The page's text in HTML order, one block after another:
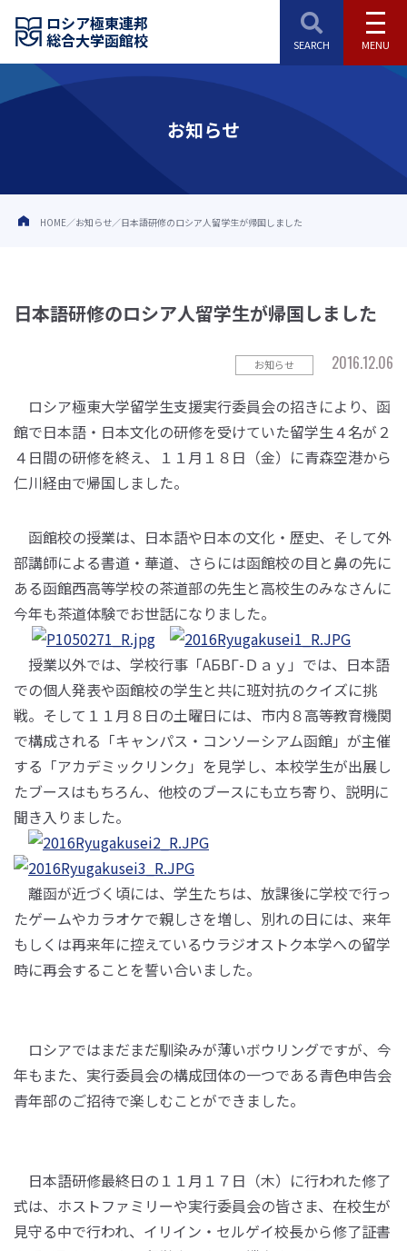
ロシア極東連邦
総合大学函館校
お知らせ
HOME お知らせ 日本語研修のロシア人留学生が帰国しました
日本語研修のロシア人留学生が帰国しました
お知らせ
2016.12.06
ロシア極東大学留学生支援実行委員会の招きにより、函
館で日本語・日本文化の研修を受けていた留学生４名が２
４日間の研修を終え、１１月１８日（金）に青森空港から
仁川経由で帰国しました。
函館校の授業は、日本語や日本の文化・歴史、そして外
部講師による書道・華道、さらには函館校の目と鼻の先に
ある函館西高等学校の茶道部の先生と高校生のみなさんに
今年も茶道体験でお世話になりました。
授業以外では、学校行事「АБВГ-Ｄａｙ」では、日本語
での個人発表や函館校の学生と共に班対抗のクイズに挑
戦。そして１１月８日の土曜日には、市内８高等教育機関
で構成される「キャンパス・コンソーシアム函館」が主催
する「アカデミックリンク」を見学し、本校学生が出展し
たブースはもちろん、他校のブースにも立ち寄り、説明に
聞き入りました。
離函が近づく頃には、学生たちは、放課後に学校で行っ
たゲームやカラオケで親しさを増し、別れの日には、来年
もしくは再来年に控えているウラジオストク本学への留学
時に再会することを誓い合いました。
ロシアではまだまだ馴染みが薄いボウリングですが、今
年もまた、実行委員会の構成団体の一つである青色申告会
青年部のご招待で楽しむことができました。
日本語研修最終日の１１月１７日（木）に行われた修了
式は、ホストファミリーや実行委員会の皆さま、在校生が
見守る中で行われ、イリイン・セルゲイ校長から修了証書